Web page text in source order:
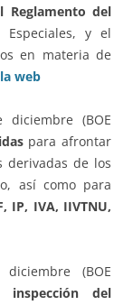
Reglamento del
y el
en materia de
web
(BOE
para afrontar
derivadas de los
así como para
IP, IVA, IIVTNU,
(BOE
inspección del